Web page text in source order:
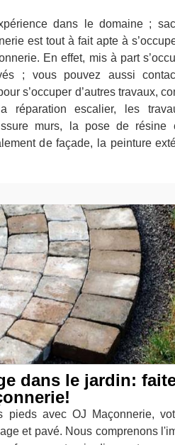
dans le domaine ;
est tout à fait apte à
En effet, mis à part
; vous pouvez aussi
s’occuper d’autres travaux,
réparation escalier, les
murs, la pose de résine
de façade, la peinture
dans le jardin:
pieds avec OJ Maçonnerie,
et pavé. Nous comprenons